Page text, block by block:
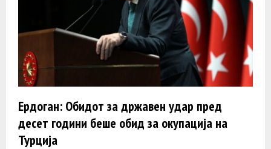
Ердоган: Обидот за државен удар пред
десет години беше обид за окупација на
Турција